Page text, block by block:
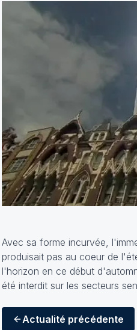
Avec sa forme incurvée,
produisait pas au coeur de
l'horizon en ce début
été interdit sur les secteurs
Actualité précédente